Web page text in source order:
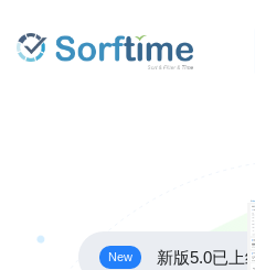
New 新版5.0已上